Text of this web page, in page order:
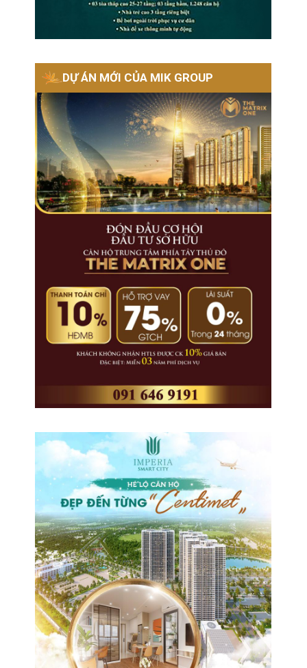
DỰ ÁN MỚI CỦA MIK GROUP